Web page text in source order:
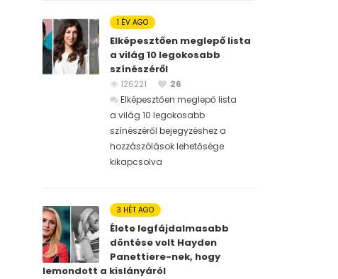
1 ÉV AGO
Elképesztően meglepő lista
a világ 10 legokosabb
színészéről
126221
26
Elképesztően meglepő lista
a világ 10 legokosabb
színészéről bejegyzéshez a
hozzászólások lehetősége
kikapcsolva
3 HÉT AGO
Élete legfájdalmasabb
döntése volt Hayden
Panettiere-nek, hogy
lemondott a kislányáról